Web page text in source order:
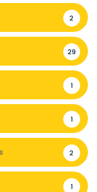
2
29
1
1
2
1